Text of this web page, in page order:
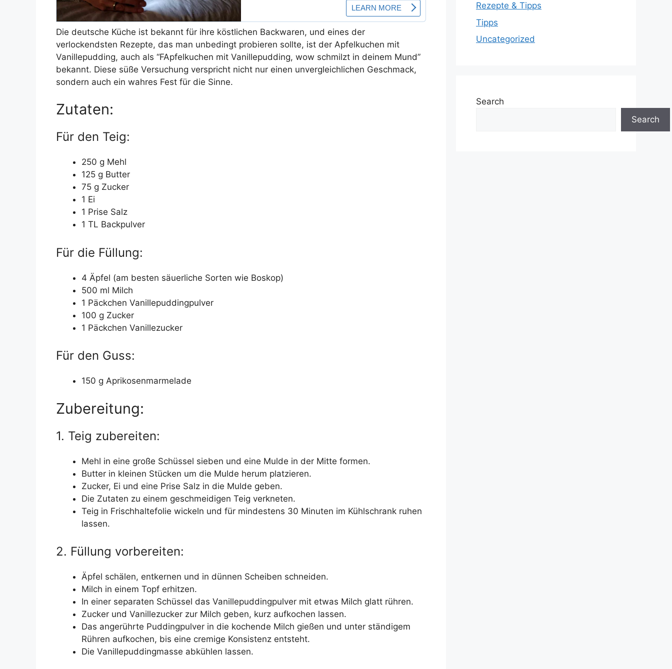
Die deutsche Küche ist bekannt für ihre köstlichen Backwaren, und eines der
verlockendsten Rezepte, das man unbedingt probieren sollte, ist der Apfelkuchen mit
Vanillepudding, auch als “FApfelkuchen mit Vanillepudding, wow schmilzt in deinem Mund”
bekannt. Diese süße Versuchung verspricht nicht nur einen unvergleichlichen Geschmack,
sondern auch ein wahres Fest für die Sinne.
Zutaten:
Für den Teig:
250 g Mehl
125 g Butter
75 g Zucker
1 Ei
1 Prise Salz
1 TL Backpulver
Für die Füllung:
4 Äpfel (am besten säuerliche Sorten wie Boskop)
500 ml Milch
1 Päckchen Vanillepuddingpulver
100 g Zucker
1 Päckchen Vanillezucker
Für den Guss:
150 g Aprikosenmarmelade
Zubereitung:
1. Teig zubereiten:
Mehl in eine große Schüssel sieben und eine Mulde in der Mitte formen.
Butter in kleinen Stücken um die Mulde herum platzieren.
Zucker, Ei und eine Prise Salz in die Mulde geben.
Die Zutaten zu einem geschmeidigen Teig verkneten.
Teig in Frischhaltefolie wickeln und für mindestens 30 Minuten im Kühlschrank ruhen
lassen.
2. Füllung vorbereiten:
Äpfel schälen, entkernen und in dünnen Scheiben schneiden.
Milch in einem Topf erhitzen.
In einer separaten Schüssel das Vanillepuddingpulver mit etwas Milch glatt rühren.
Zucker und Vanillezucker zur Milch geben, kurz aufkochen lassen.
Das angerührte Puddingpulver in die kochende Milch gießen und unter ständigem
Rühren aufkochen, bis eine cremige Konsistenz entsteht.
Die Vanillepuddingmasse abkühlen lassen.
Rezepte & Tipps
Tipps
Uncategorized
Search
Search